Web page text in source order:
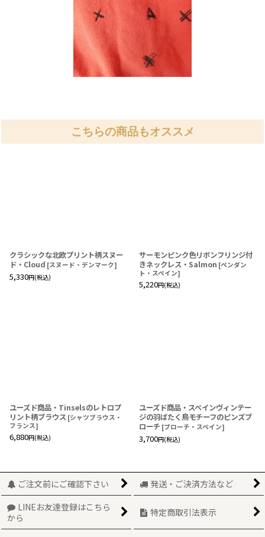
こちらの商品もオススメ
クラシックな北欧プリント柄スヌー
ド・Cloud [スヌード・デンマーク]
5,330円(税込)
サーモンピンク色リボンフリンジ付
きネックレス・Salmon [ペンダン
ト・スペイン]
5,220円(税込)
ユーズド商品・Tinselsのレトロプ
リント柄ブラウス [シャツブラウス・
フランス]
6,880円(税込)
ユーズド商品・スペインヴィンテー
ジの羽ばたく鳥モチーフのピンズブ
ローチ [ブローチ・スペイン]
3,700円(税込)
ご注文前にご確認下さい
発送・ご決済方法など
LINEお友達登録はこちら
から
特定商取引法表示